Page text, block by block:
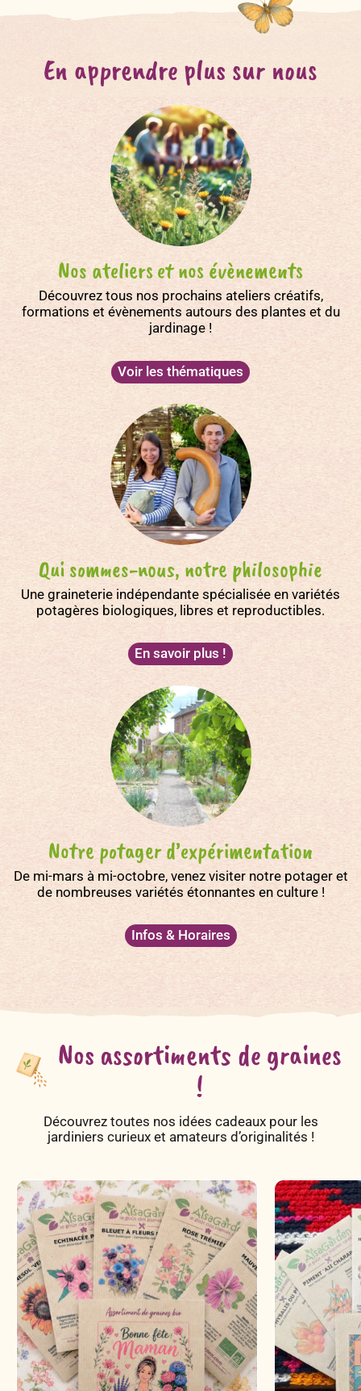
En apprendre plus sur nous
Nos ateliers et nos évènements
Découvrez tous nos prochains ateliers créatifs,
formations et évènements autours des plantes et du
jardinage !
Voir les thématiques
Qui sommes-nous, notre philosophie
Une graineterie indépendante spécialisée en variétés
potagères biologiques, libres et reproductibles.
En savoir plus !
Notre potager d’expérimentation
De mi-mars à mi-octobre, venez visiter notre potager et
de nombreuses variétés étonnantes en culture !
Infos & Horaires
Nos assortiments de graines
!
Découvrez toutes nos idées cadeaux pour les
jardiniers curieux et amateurs d’originalités !